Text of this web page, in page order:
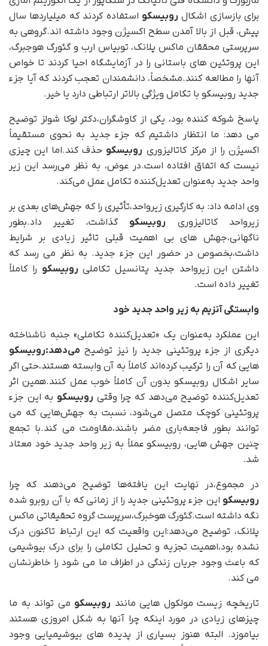
برای بازسازی اشکال روبیسکو استفاده کردند که میلیاردها سال
پیش، قبل از بالا آمدن سطح اکسیژن وجود داشته اند.گروهی به
سرپرستی محققان ماکس پلانک، توبیاس ارب و گئورگ هوجبرگ،
این پروتئین های باستانی را در آزمایشگاه احیا کردند تا خواص
آنها را مطالعه کنند.مشخصاً، دانشمندان تعجب کردند که آیا جزء
جدید روبیسکو با تکامل ویژگی بالاتر ارتباطی دارد یا خیر.
پاسخ شوکه کننده بود، یکی از کاوشگران،دکتر لوکا شولز توضیح
می دهد: ما انتظار داشتیم که جزء جدید به نحوی مستقیماً
اکسیژن را از مرکز کاتالیزوری روبیسکو حذف کند.اما این چیزی
نیست که اتفاق افتاده است.در عوض، به نظر می‌رسد این زیر
واحد جدید به‌عنوان تعدیل‌کننده تکامل عمل می‌کند.
وی ادامه داد: به کارگیری زیرواحد،تأثیری را که جهش‌های بعدی بر
زیرواحد کاتالیزوری روبیسکو گذاشت، تغییر داد.بطور
ناگهانی،جهش های بی اهمیت قبلی تاثیر زیادی بر شرایط
داشت،بخصوص در حضور این جزء جدید. به نظر می رسد که
داشتن این زیرواحد جدید پتانسیل تکاملی روبیسکو را کاملاً
تغییر داده است.
وابستگی آنزیم به زیر واحد جدید خود
این عملکرد به‌عنوان یک «تعدیل‌کننده تکاملی» جنبه ناشناخته
دیگری از جزء پروتئینی جدید را نیز توضیح می‌دهد:روبیسکو
هایی که آن را ترکیب کرده‌اند کاملاً به آن وابسته هستند،حتی اگر
سایر اشکال روبیسکو بدون آن کاملاً خوب عمل کنند.همین اثر
تعدیل‌کننده توضیح می‌دهد که چرا وقتی روبیسکو به این جزء
پروتئینی کوچک متصل می‌شود، نسبت به جهش‌هایی که می
توانند بطور فاجعه‌باری مضر باشند،مقاومت می کند.با تجمع
چنین جهش هایی، روبیسکو عملاً به زیر واحد جدید خود معتاد
شد.
در مجموع،در نهایت این یافته‌ها توضیح می‌دهند که چرا
روبیسکو این جزء پروتئینی جدید را از زمانی که با آن روبرو شده
نگه داشته است.گئورگ هوخبرگ،سرپرست گروه تحقیقاتی ماکس
پلانک، توضیح می‌دهد:این واقعیت که این ارتباط تاکنون درک
نشده بود،اهمیت تجزیه و تحلیل تکاملی را برای درک بیوشیمی
که باعث وجود جریان زندگی در اطراف ما می شود را خاطرنشان
می کند.
تاریخچه زیست مولکول هایی مانند روبیسکو می تواند به ما
چیزهای زیادی در مورد اینکه چرا آنها به شکل امروزی هستند
بیاموزد. البته هنوز بسیاری از پدیده های بیوشیمیایی وجود